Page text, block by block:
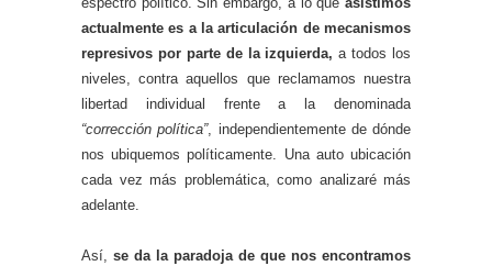
actualmente es a la articulación de mecanismos
represivos por parte de la izquierda, a todos los
niveles, contra aquellos que reclamamos nuestra
libertad individual frente a la denominada
“corrección política”, independientemente de dónde
nos ubiquemos políticamente. Una auto ubicación
cada vez más problemática, como analizaré más
adelante.
Así, se da la paradoja de que nos encontramos